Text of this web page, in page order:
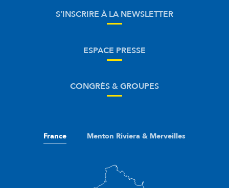
S’INSCRIRE À LA NEWSLETTER
ESPACE PRESSE
CONGRÈS & GROUPES
France Menton Riviera & Merveilles